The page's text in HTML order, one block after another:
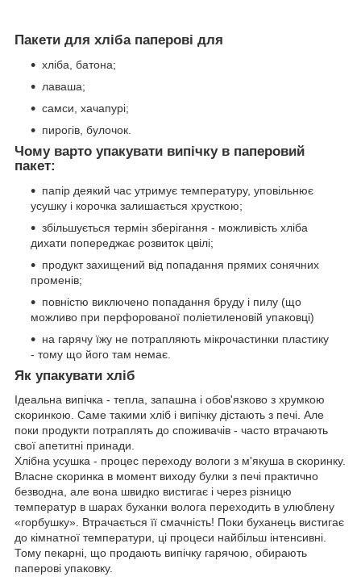
Пакети для хліба паперові для
хліба, батона;
лаваша;
самси, хачапурі;
пирогів, булочок.
Чому варто упакувати випічку в паперовий
пакет:
папір деякий час утримує температуру, уповільнює
усушку і корочка залишається хрусткою;
збільшується термін зберігання - можливість хліба
дихати попереджає розвиток цвілі;
продукт захищений від попадання прямих сонячних
променів;
повністю виключено попадання бруду і пилу (що
можливо при перфорованої поліетиленовій упаковці)
на гарячу їжу не потрапляють мікрочастинки пластику
- тому що його там немає.
Як упакувати хліб
Ідеальна випічка - тепла, запашна і обов'язково з хрумкою
скоринкою. Саме такими хліб і випічку дістають з печі. Але
поки продукти потраплять до споживачів - часто втрачають
свої апетитні принади.
Хлібна усушка - процес переходу вологи з м'якуша в скоринку.
Власне скоринка в момент виходу булки з печі практично
безводна, але вона швидко вистигає і через різницю
температур в шарах буханки волога переходить в улюблену
«горбушку». Втрачається її смачність! Поки буханець вистигає
до кімнатної температури, ці процеси найбільш інтенсивні.
Тому пекарні, що продають випічку гарячою, обирають
паперові упаковку.